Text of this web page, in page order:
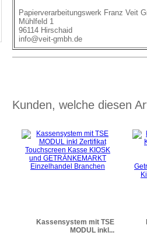
Papierverarbeitungswerk Franz Veit
Mühlfeld 1
96114 Hirschaid
info@veit-gmbh.de
Kunden, welche diesen
Kassensystem mit TSE
MODUL inkl...